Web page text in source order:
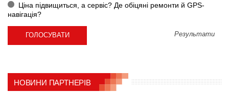
Ціна підвищиться, а сервіс? Де обіцяні ремонти й GPS-
навігація?
Результати
НОВИНИ ПАРТНЕРІВ